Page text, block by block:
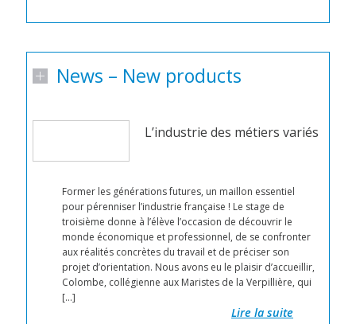
News – New products
L’industrie des métiers variés
Former les générations futures, un maillon essentiel
pour pérenniser l’industrie française ! Le stage de
troisième donne à l’élève l’occasion de découvrir le
monde économique et professionnel, de se confronter
aux réalités concrètes du travail et de préciser son
projet d’orientation. Nous avons eu le plaisir d’accueillir,
Colombe, collégienne aux Maristes de la Verpillière, qui
[…]
Lire la suite